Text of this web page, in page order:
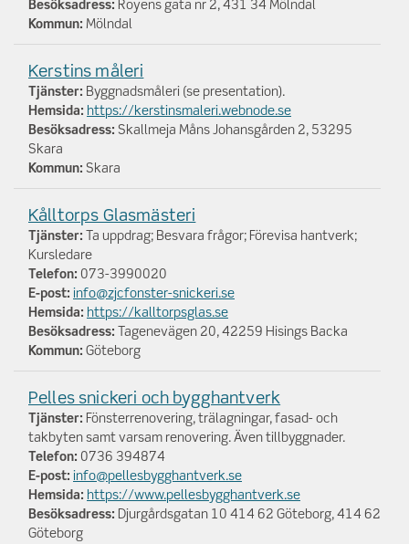
Besöksadress: Royens gata nr 2, 431 34 Mölndal
Kommun: Mölndal
Kerstins måleri
Tjänster: Byggnadsmåleri (se presentation).
Hemsida: https://kerstinsmaleri.webnode.se
Besöksadress: Skallmeja Måns Johansgården 2, 53295
Skara
Kommun: Skara
Kålltorps Glasmästeri
Tjänster:
Ta uppdrag; Besvara frågor; Förevisa hantverk;
Kursledare
Telefon: 073-3990020
E-post: info@zjcfonster-snickeri.se
Hemsida: https://kalltorpsglas.se
Besöksadress:
Tagenevägen 20, 42259 Hisings Backa
Kommun: Göteborg
Pelles snickeri och bygghantverk
Tjänster: Fönsterrenovering, trälagningar, fasad- och
takbyten samt varsam renovering. Även tillbyggnader.
Telefon: 0736 394874
E-post: info@pellesbygghantverk.se
Hemsida: https://www.pellesbygghantverk.se
Besöksadress:
Djurgårdsgatan 10 414 62 Göteborg, 414 62
Göteborg